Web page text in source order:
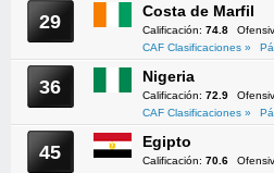
29 Costa de Marfil
Calificación: 74.8
CAF Clasificaciones »
36 Nigeria
Calificación: 72.9
CAF Clasificaciones »
45 Egipto
Calificación: 70.6